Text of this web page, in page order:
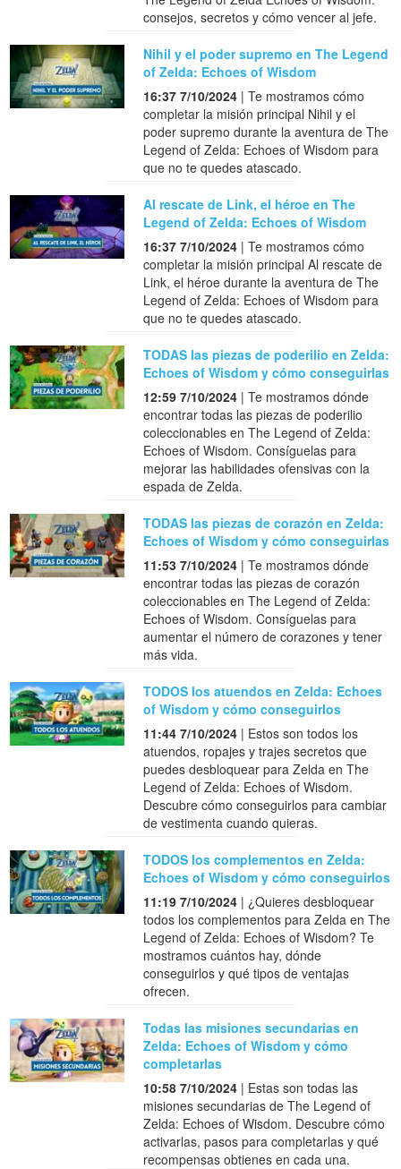
consejos, secretos y cómo vencer al jefe.
Nihil y el poder supremo en The Legend
of Zelda: Echoes of Wisdom
16:37 7/10/2024 | Te mostramos cómo
completar la misión principal Nihil y el
poder supremo durante la aventura de The
Legend of Zelda: Echoes of Wisdom para
que no te quedes atascado.
Al rescate de Link, el héroe en The
Legend of Zelda: Echoes of Wisdom
16:37 7/10/2024 | Te mostramos cómo
completar la misión principal Al rescate de
Link, el héroe durante la aventura de The
Legend of Zelda: Echoes of Wisdom para
que no te quedes atascado.
TODAS las piezas de poderilio en Zelda:
Echoes of Wisdom y cómo conseguirlas
12:59 7/10/2024 | Te mostramos dónde
encontrar todas las piezas de poderilio
coleccionables en The Legend of Zelda:
Echoes of Wisdom. Consíguelas para
mejorar las habilidades ofensivas con la
espada de Zelda.
TODAS las piezas de corazón en Zelda:
Echoes of Wisdom y cómo conseguirlas
11:53 7/10/2024 | Te mostramos dónde
encontrar todas las piezas de corazón
coleccionables en The Legend of Zelda:
Echoes of Wisdom. Consíguelas para
aumentar el número de corazones y tener
más vida.
TODOS los atuendos en Zelda: Echoes
of Wisdom y cómo conseguirlos
11:44 7/10/2024 | Estos son todos los
atuendos, ropajes y trajes secretos que
puedes desbloquear para Zelda en The
Legend of Zelda: Echoes of Wisdom.
Descubre cómo conseguirlos para cambiar
de vestimenta cuando quieras.
TODOS los complementos en Zelda:
Echoes of Wisdom y cómo conseguirlos
11:19 7/10/2024 | ¿Quieres desbloquear
todos los complementos para Zelda en The
Legend of Zelda: Echoes of Wisdom? Te
mostramos cuántos hay, dónde
conseguirlos y qué tipos de ventajas
ofrecen.
Todas las misiones secundarias en
Zelda: Echoes of Wisdom y cómo
completarlas
10:58 7/10/2024 | Estas son todas las
misiones secundarias de The Legend of
Zelda: Echoes of Wisdom. Descubre cómo
activarlas, pasos para completarlas y qué
recompensas obtienes en cada una.